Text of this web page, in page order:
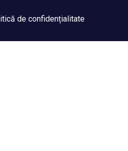
de confidențialitate